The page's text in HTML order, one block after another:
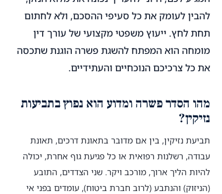
להבין לעומק את כל סעיפי ההסכם, ולא לחתום
תחת לחץ. ייעוץ משפטי מקצועי של עורך דין
מומחה הוא המפתח להשגת פשרה הוגנת שתכסה
את כל צרכיכם הנוכחיים והעתידיים.
מהו הסדר פשרה ומדוע הוא נפוץ בתביעות
נזיקין?
תביעת נזיקין, בין אם מדובר בתאונת דרכים, תאונת
עבודה, רשלנות רפואית או כל פגיעת גוף אחרת, יכולה
להיות הליך ארוך, מורכב ויקר. שני הצדדים, התובע
(הניזוק) והנתבע (לרוב חברת ביטוח), עומדים בפני אי